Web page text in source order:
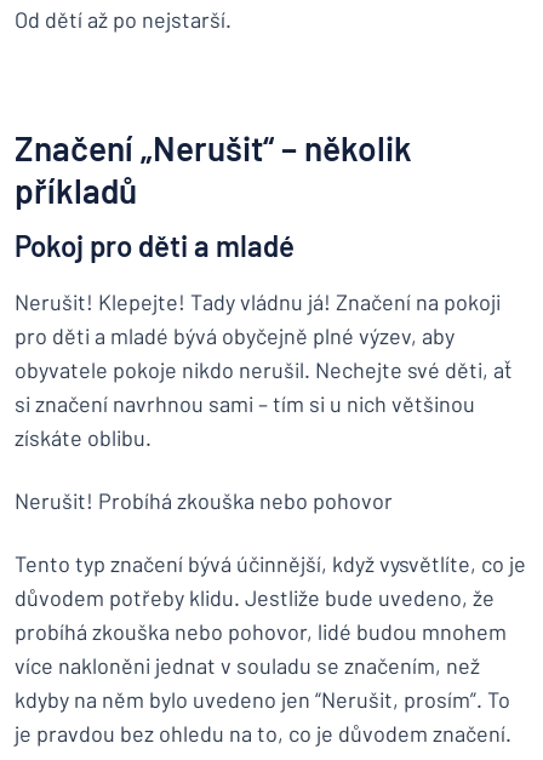
Od dětí až po nejstarší.
Značení „Nerušit“ – několik
příkladů
Pokoj pro děti a mladé
Nerušit! Klepejte! Tady vládnu já! Značení na pokoji
pro děti a mladé bývá obyčejně plné výzev, aby
obyvatele pokoje nikdo nerušil. Nechejte své děti, ať
si značení navrhnou sami – tím si u nich většinou
získáte oblibu.
Nerušit! Probíhá zkouška nebo pohovor
Tento typ značení bývá účinnější, když vysvětlíte, co je
důvodem potřeby klidu. Jestliže bude uvedeno, že
probíhá zkouška nebo pohovor, lidé budou mnohem
více nakloněni jednat v souladu se značením, než
kdyby na něm bylo uvedeno jen “Nerušit, prosím”. To
je pravdou bez ohledu na to, co je důvodem značení.